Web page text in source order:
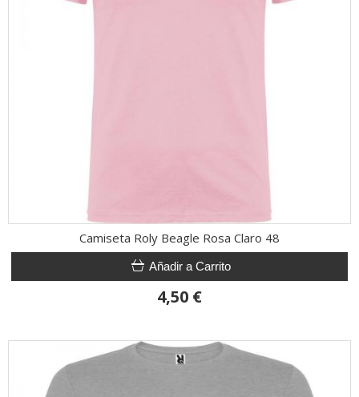
Camiseta Roly Beagle Rosa Claro 48
Añadir a Carrito
4,50 €